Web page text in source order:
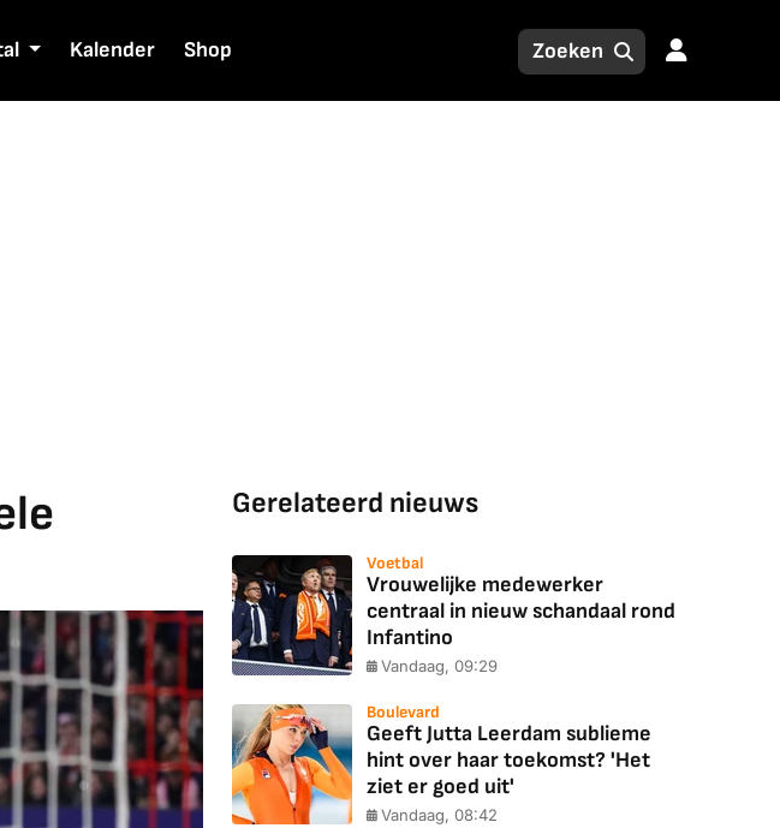
Kalender Shop
Gerelateerd nieuws
Voetbal
Vrouwelijke medewerker
centraal in nieuw schandaal rond
Infantino
Vandaag, 09:29
Boulevard
Geeft Jutta Leerdam sublieme
hint over haar toekomst? 'Het
ziet er goed uit'
Vandaag, 08:42